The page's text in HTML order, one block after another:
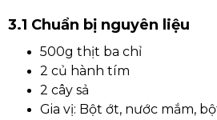
3.1 Chuẩn bị nguyên liệu
500g thịt ba chỉ
2 củ hành tím
2 cây sả
Gia vị: Bột ớt, nước mắm,